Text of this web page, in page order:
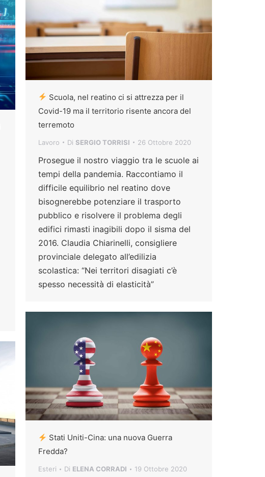
Scuola, nel reatino ci si attrezza per il
Covid-19 ma il territorio risente ancora del
terremoto
Lavoro Di SERGIO TORRISI 26 Ottobre 2020
Prosegue il nostro viaggio tra le scuole ai
tempi della pandemia. Raccontiamo il
difficile equilibrio nel reatino dove
bisognerebbe potenziare il trasporto
pubblico e risolvere il problema degli
edifici rimasti inagibili dopo il sisma del
2016. Claudia Chiarinelli, consigliere
provinciale delegato all’edilizia
scolastica: “Nei territori disagiati c’è
spesso necessità di elasticità”
Stati Uniti-Cina: una nuova Guerra
Fredda?
Esteri Di ELENA CORRADI 19 Ottobre 2020